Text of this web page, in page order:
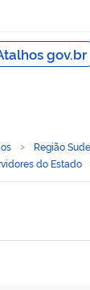
navegação
Região
do Estado